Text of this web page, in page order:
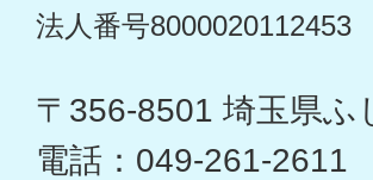
法人番号8000020112453
〒356-8501 埼玉県ふ
電話：049-261-2611